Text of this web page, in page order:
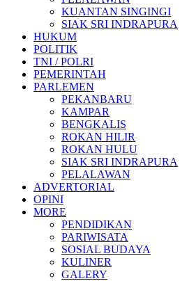
KUANTAN SINGINGI
SIAK SRI INDRAPURA
HUKUM
POLITIK
TNI / POLRI
PEMERINTAH
PARLEMEN
PEKANBARU
KAMPAR
BENGKALIS
ROKAN HILIR
ROKAN HULU
SIAK SRI INDRAPURA
PELALAWAN
ADVERTORIAL
OPINI
MORE
PENDIDIKAN
PARIWISATA
SOSIAL BUDAYA
KULINER
GALERY